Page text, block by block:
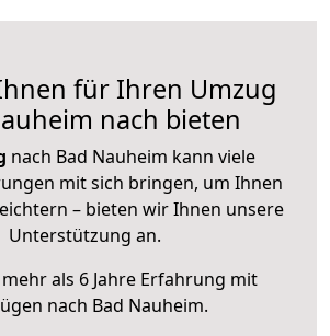
für Ihren Umzug
nach bieten
nach Bad Nauheim kann viele
mit sich bringen, um Ihnen
– bieten wir Ihnen unsere
Unterstützung an.
als 6 Jahre Erfahrung mit
nach Bad Nauheim.